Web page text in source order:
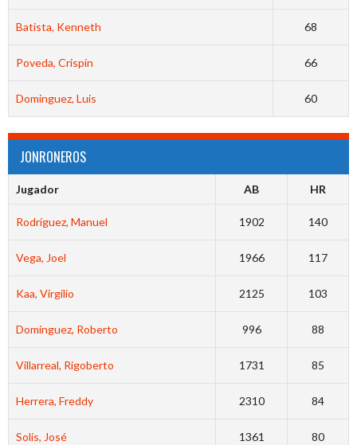
Batista, Kenneth 68
Poveda, Crispín 66
Dominguez, Luis 60
JONRONEROS
Jugador AB HR
Rodríguez, Manuel 1902 140
Vega, Joel 1966 117
Kaa, Virgilio 2125 103
Dominguez, Roberto 996 88
Villarreal, Rigoberto 1731 85
Herrera, Freddy 2310 84
Solís, José 1361 80